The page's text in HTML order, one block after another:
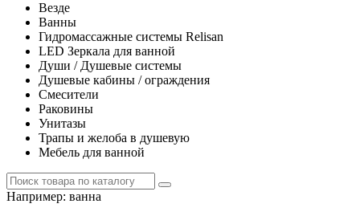
Везде
Ванны
Гидромассажные системы Relisan
LED Зеркала для ванной
Души / Душевые системы
Душевые кабины / ограждения
Смесители
Раковины
Унитазы
Трапы и желоба в душевую
Мебель для ванной
Например: ванна